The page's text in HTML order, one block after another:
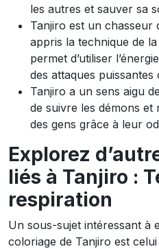
les autres et sauver sa
Tanjiro est un chasseur
appris la technique de
permet d’utiliser
des attaques
Tanjiro a un sens aigu
de suivre les démons et
des gens grâce à leur
Explorez
liés à Tanjiro :
respiration
Un sous-sujet intéressant à
coloriage de Tanjiro est